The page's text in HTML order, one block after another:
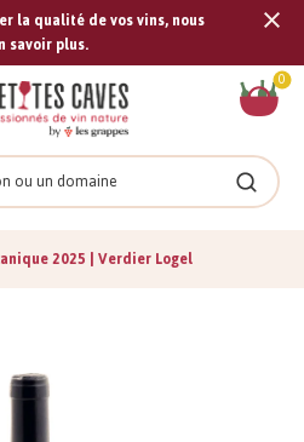
la qualité de vos vins, nous
savoir plus.
0
2025 | Verdier Logel